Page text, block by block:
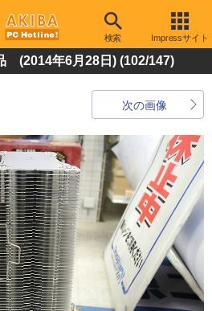
検索 Impressサイト
(2014年6月28日) (102/147)
次の画像